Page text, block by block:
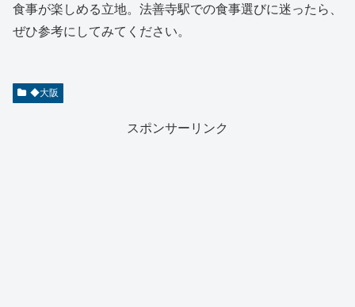
食事が楽しめる立地。法善寺駅での食事選びに迷ったら、
ぜひ参考にしてみてください。
◆大阪
スポンサーリンク